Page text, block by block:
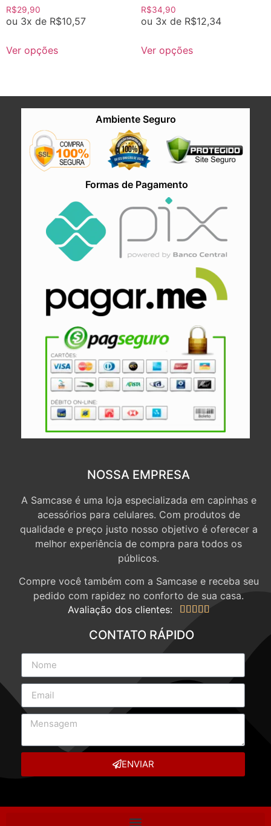
R$29,90
ou 3x de R$10,57
Ver opções
R$34,90
ou 3x de R$12,34
Ver opções
Ambiente Seguro
Formas de Pagamento
NOSSA EMPRESA
A Samcase é uma loja especializada em capinhas e
acessórios para celulares. Com produtos de
qualidade e preço justo nosso objetivo é oferecer a
melhor experiência de compra para todos os
públicos.
Compre você também com a Samcase e receba seu
pedido com rapidez no conforto de sua casa.
Avaliação dos clientes:
    
CONTATO RÁPIDO
ENVIAR